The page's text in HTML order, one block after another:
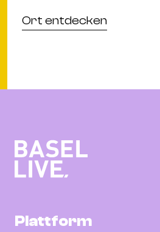
Ort entdecken
Plattform